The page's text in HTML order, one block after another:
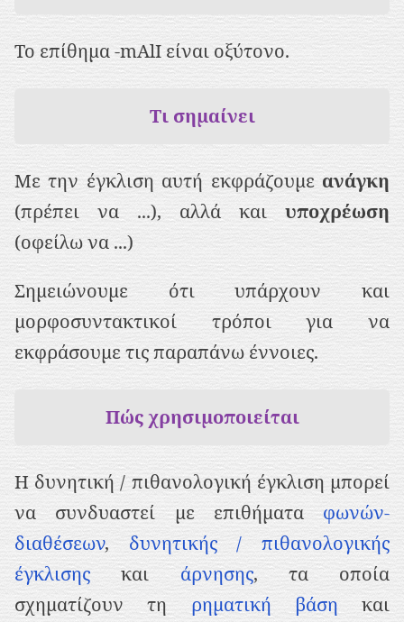
Το επίθημα -mΑlΙ είναι οξύτονο.
Τι σημαίνει
Με την έγκλιση αυτή εκφράζουμε ανάγκη
(πρέπει να ...), αλλά και υποχρέωση
(οφείλω να ...)
Σημειώνουμε ότι υπάρχουν και
μορφοσυντακτικοί τρόποι για να
εκφράσουμε τις παραπάνω έννοιες.
Πώς χρησιμοποιείται
Η δυνητική / πιθανολογική έγκλιση μπορεί
να συνδυαστεί με επιθήματαφωνών-
διαθέσεων, δυνητικής / πιθανολογικής
έγκλισης και άρνησης, τα οποία
σχηματίζουν τη ρηματική βάση και